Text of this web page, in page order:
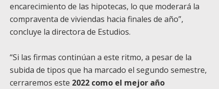
encarecimiento de las hipotecas, lo que moderará la
compraventa de viviendas hacia finales de año”,
concluye la directora de Estudios.
“Si las firmas continúan a este ritmo, a pesar de la
subida de tipos que ha marcado el segundo semestre,
cerraremos este 2022 como el mejor año